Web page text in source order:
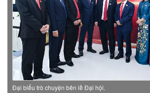
Đại biểu trò chuyện bên lề Đại hội.